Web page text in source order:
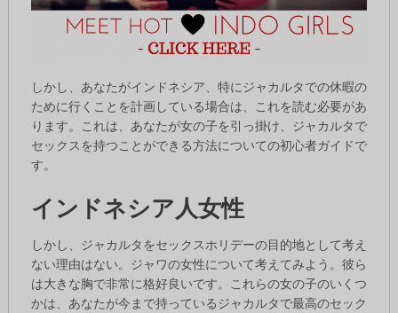
しかし、あなたがインドネシア、特にジャカルタでの休暇の
ために行くことを計画している場合は、これを読む必要があ
ります。これは、あなたが女の子を引っ掛け、ジャカルタで
セックスを持つことができる方法についての初心者ガイドで
す。
インドネシア人女性
しかし、ジャカルタをセックスホリデーの目的地として考え
ない理由はない。ジャワの女性について考えてみよう。彼ら
は大きな胸で非常に格好良いです。これらの女の子のいくつ
かは、あなたが今まで持っているジャカルタで最高のセック